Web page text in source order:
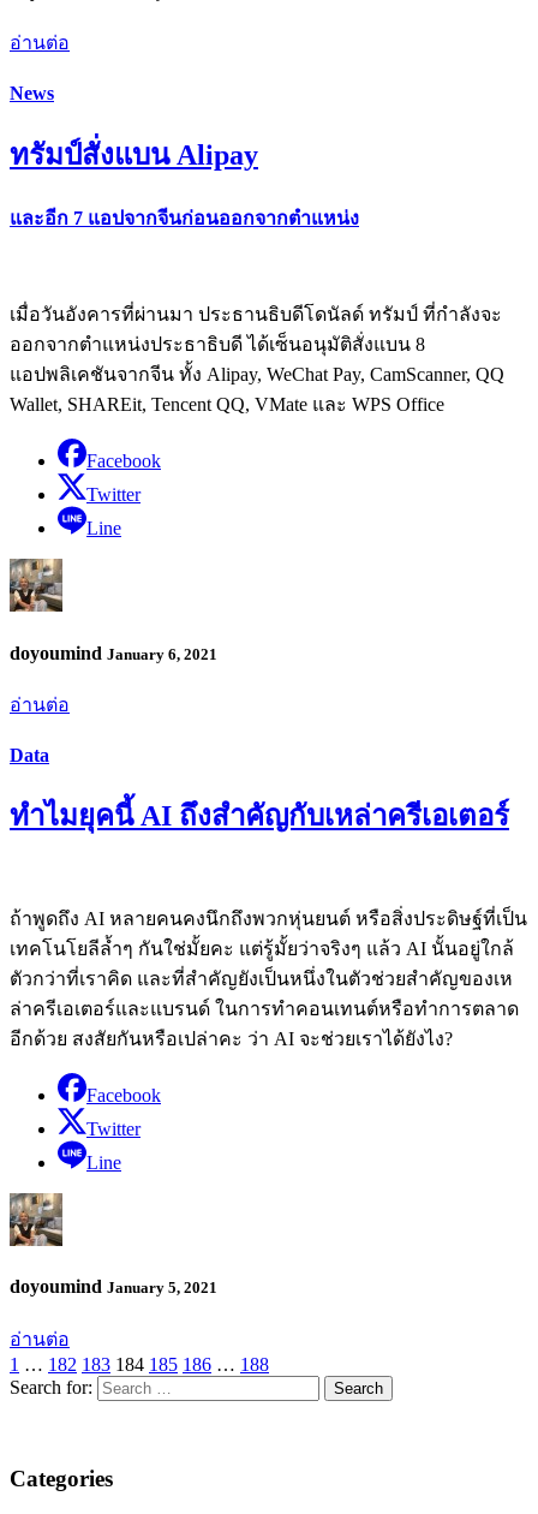
อ่านต่อ
News
ทรัมป์สั่งแบน Alipay
และอีก 7 แอปจากจีนก่อนออกจากตำแหน่ง
เมื่อวันอังคารที่ผ่านมา ประธานธิบดีโดนัลด์ ทรัมป์ ที่กำลังจะ
ออกจากตำแหน่งประธาธิบดี ได้เซ็นอนุมัติสั่งแบน 8
แอปพลิเคชันจากจีน ทั้ง Alipay, WeChat Pay, CamScanner, QQ
Wallet, SHAREit, Tencent QQ, VMate และ WPS Office
Facebook
Twitter
Line
doyoumind January 6, 2021
อ่านต่อ
Data
ทำไมยุคนี้ AI ถึงสำคัญกับเหล่าครีเอเตอร์
ถ้าพูดถึง AI หลายคนคงนึกถึงพวกหุ่นยนต์ หรือสิ่งประดิษฐ์ที่เป็น
เทคโนโยลีล้ำๆ กันใช่มั้ยคะ แต่รู้มั้ยว่าจริงๆ แล้ว AI นั้นอยู่ใกล้
ตัวกว่าที่เราคิด และที่สำคัญยังเป็นหนึ่งในตัวช่วยสำคัญของเห
ล่าครีเอเตอร์และแบรนด์ ในการทำคอนเทนต์หรือทำการตลาด
อีกด้วย สงสัยกันหรือเปล่าคะ ว่า AI จะช่วยเราได้ยังไง?
Facebook
Twitter
Line
doyoumind January 5, 2021
อ่านต่อ
1 … 182 183 184 185 186 … 188
Search for:
Categories